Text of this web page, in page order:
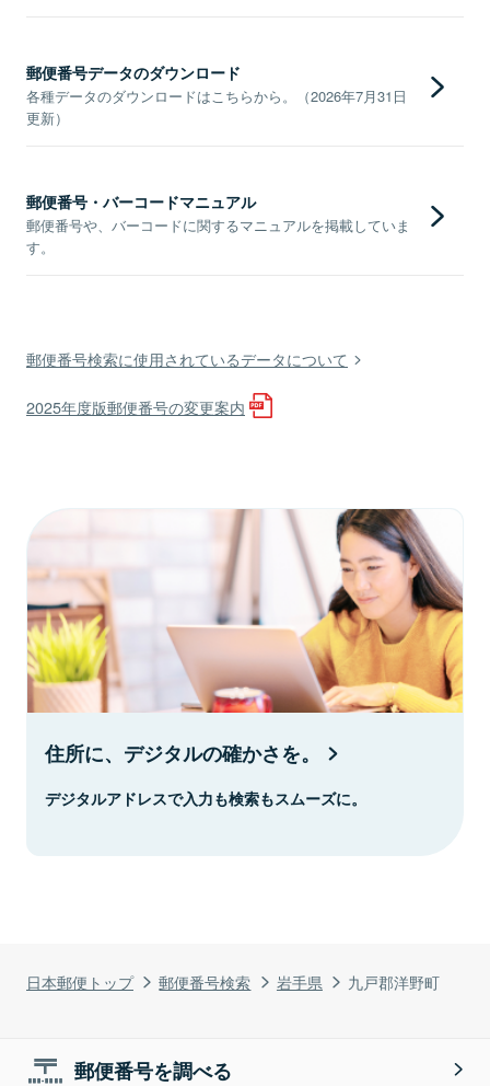
日本郵便トップ 郵便番号検索 岩手県 九戸郡洋野町
郵便番号データのダウンロード
各種データのダウンロードはこちらから。（2026年7月31日
更新）
郵便番号・バーコードマニュアル
郵便番号や、バーコードに関するマニュアルを掲載していま
す。
郵便番号検索に使用されているデータについて
2025年度版郵便番号の変更案内
住所に、デジタルの確かさを。
デジタルアドレスで入力も検索もスムーズに。
郵便番号を調べる